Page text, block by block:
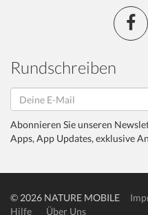
Rundschreiben
Abonnieren Sie unseren
Apps, App Updates, exklusive
© 2026 NATURE MOBILE
Hilfe
Über Uns